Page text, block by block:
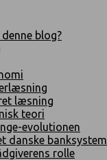
blog?
læsning
teori
evolutionen
danske banksystem
rolle